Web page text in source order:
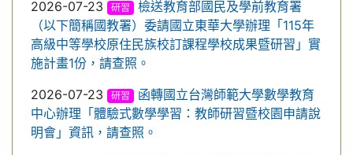
2026-07-23
研習
檢送教育部國民及學前教育署
（以下簡稱國教署）委請國立東華大學辦理「115年
高級中等學校原住民族校訂課程學校成果暨研習」實
施計畫1份，請查照。
2026-07-23
研習
函轉國立台灣師範大學數學教育
中心辦理「體驗式數學學習：教師研習暨校園申請說
明會」資訊，請查照。